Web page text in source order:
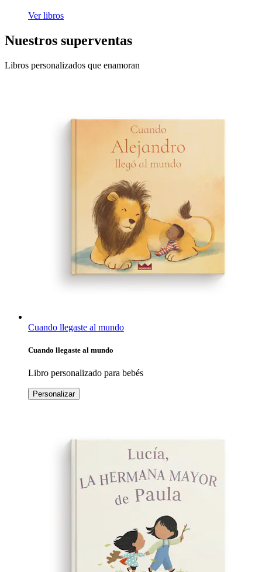
Ver libros
Nuestros superventas
Libros personalizados que enamoran
Cuando llegaste al mundo
Cuando llegaste al mundo
Libro personalizado para bebés
Personalizar